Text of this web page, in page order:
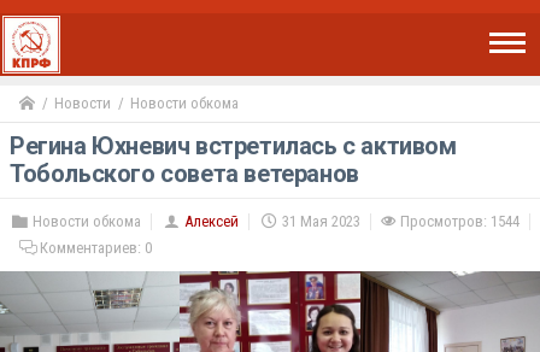
Новости Новости обкома
Регина Юхневич встретилась с активом
Тобольского совета ветеранов
Новости обкома Алексей 31 Мая 2023
Просмотров: 1544
Комментариев: 0